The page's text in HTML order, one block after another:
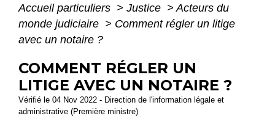
Accueil particuliers > Justice > Acteurs du
monde judiciaire > Comment régler un litige
avec un notaire ?
COMMENT RÉGLER UN
LITIGE AVEC UN NOTAIRE ?
Vérifié le 04 Nov 2022 - Direction de l'information légale et
administrative (Première ministre)